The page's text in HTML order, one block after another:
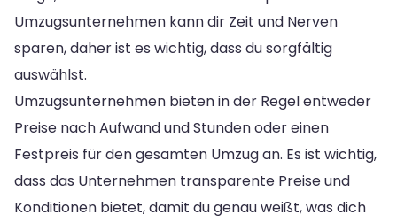
Umzugsunternehmen kann dir Zeit und Nerven
sparen, daher ist es wichtig, dass du sorgfältig
auswählst.
Umzugsunternehmen bieten in der Regel entweder
Preise nach Aufwand und Stunden oder einen
Festpreis für den gesamten Umzug an. Es ist wichtig,
dass das Unternehmen transparente Preise und
Konditionen bietet, damit du genau weißt, was dich